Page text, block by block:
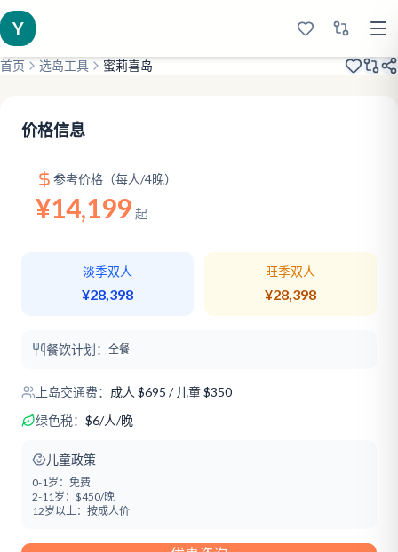
Y
首页 选岛工具 蜜莉喜岛
价格信息
参考价格（每人/4晚）
¥14,199 起
淡季双人
¥28,398
旺季双人
¥28,398
餐饮计划： 全餐
上岛交通费： 成人 $695 / 儿童 $350
绿色税： $6/人/晚
儿童政策
0-1岁： 免费
2-11岁： $450/晚
12岁以上： 按成人价